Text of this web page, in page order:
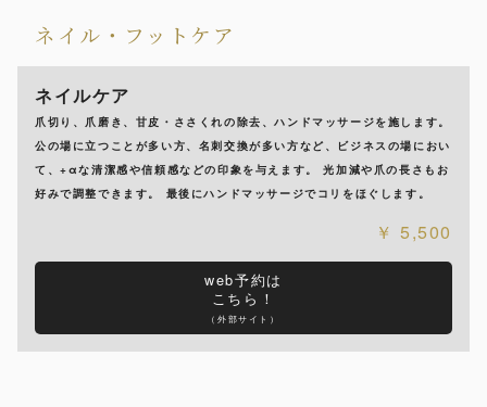
ネイル・フットケア
ネイルケア
爪切り、爪磨き、甘皮・ささくれの除去、ハンドマッサージを施します。
公の場に立つことが多い方、名刺交換が多い方など、ビジネスの場におい
て、+αな清潔感や信頼感などの印象を与えます。 光加減や爪の長さもお
好みで調整できます。 最後にハンドマッサージでコリをほぐします。
5,500
web予約は
こちら！
（外部サイト）